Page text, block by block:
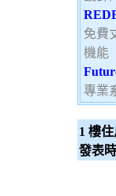
免費
機能
專業
1 樓住
發表